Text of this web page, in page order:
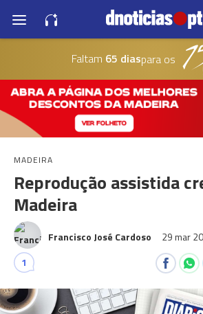
Faltam 65 diaspara os
MADEIRA
Reprodução assistida
Madeira
Francisco José Cardoso 29 mar
1